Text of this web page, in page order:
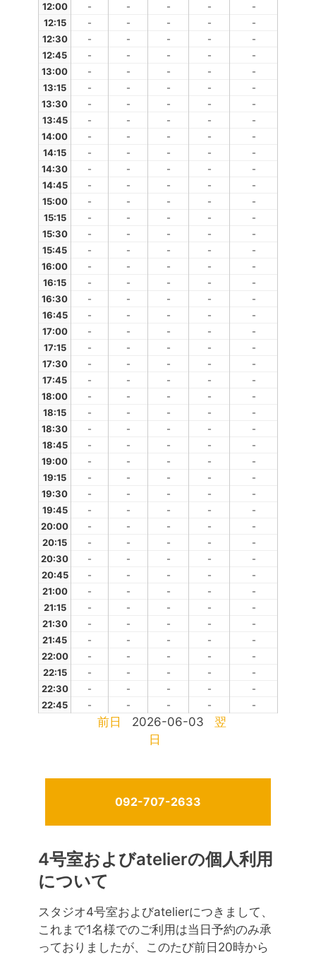
12:00
- - - -
-
12:15
- - - -
-
12:30
- - - -
-
12:45
- - - -
-
13:00
- - - -
-
13:15
- - - -
-
13:30
- - - -
-
13:45
- - - -
-
14:00
- - - -
-
14:15
- - - -
-
14:30
- - - -
-
14:45
- - - -
-
15:00
- - - -
-
15:15
- - - -
-
15:30
- - - -
-
15:45
- - - -
-
16:00
- - - -
-
16:15
- - - -
-
16:30
- - - -
-
16:45
- - - -
-
17:00
- - - -
-
17:15
- - - -
-
17:30
- - - -
-
17:45
- - - -
-
18:00
- - - -
-
18:15
- - - -
-
18:30
- - - -
-
18:45
- - - -
-
19:00
- - - -
-
19:15
- - - -
-
19:30
- - - -
-
19:45
- - - -
-
20:00
- - - -
-
20:15
- - - -
-
20:30
- - - -
-
20:45
- - - -
-
21:00
- - - -
-
21:15
- - - -
-
21:30
- - - -
-
21:45
- - - -
-
22:00
- - - -
-
22:15
- - - -
-
22:30
- - - -
-
22:45
- - - - -
前日 2026-06-03
翌
日
092-707-2633
4号室およびatelierの個人利用
について
スタジオ4号室およびatelierにつきまして、
これまで1名様でのご利用は当日予約のみ承
っておりましたが、このたび前日20時から